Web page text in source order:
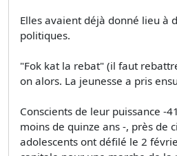
Elles avaient déjà donné lieu à
politiques.
"Fok kat la rebat" (il faut
on alors. La jeunesse a pris
Conscients de leur puissance -
moins de quinze ans -, près de
adolescents ont défilé le 2